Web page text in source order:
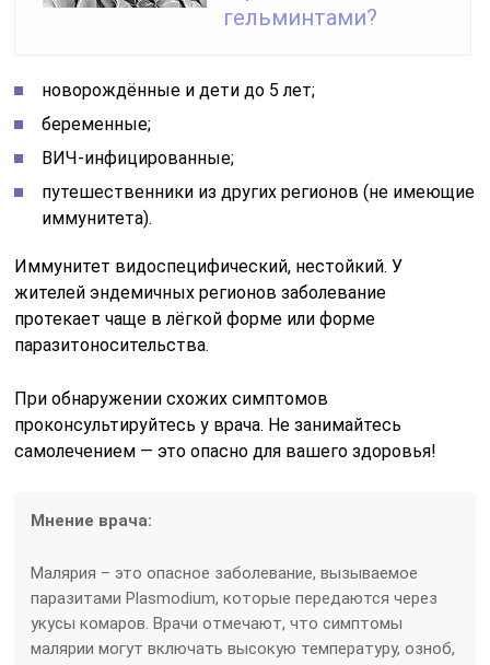
гельминтами?
новорождённые и дети до 5 лет;
беременные;
ВИЧ-инфицированные;
путешественники из других регионов (не имеющие
иммунитета).
Иммунитет видоспецифический, нестойкий. У
жителей эндемичных регионов заболевание
протекает чаще в лёгкой форме или форме
паразитоносительства.
При обнаружении схожих симптомов
проконсультируйтесь у врача. Не занимайтесь
самолечением — это опасно для вашего здоровья!
Мнение врача:
Малярия – это опасное заболевание, вызываемое
паразитами Plasmodium, которые передаются через
укусы комаров. Врачи отмечают, что симптомы
малярии могут включать высокую температуру, озноб,